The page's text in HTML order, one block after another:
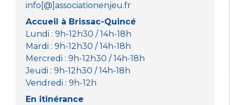
info[@]associationenjeu.fr
Accueil à Brissac-Quincé
Lundi : 9h-12h30 / 14h-18h
Mardi : 9h-12h30 / 14h-18h
Mercredi : 9h-12h30 / 14h-18h
Jeudi : 9h-12h30 / 14h-18h
Vendredi : 9h-12h
En itinérance